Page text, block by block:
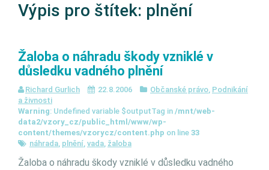
Výpis pro štítek: plnění
Žaloba o náhradu škody vzniklé v
důsledku vadného plnění
Richard Gurlich 22.8.2006 Občanské právo, Podnikání
a živnosti
Warning: Undefined variable $outputTag in /mnt/web-
data2/vzory_cz/public_html/www/wp-
content/themes/vzorycz/content.php on line 33
náhrada, plnění, vada, žaloba
Žaloba o náhradu škody vzniklé v důsledku vadného